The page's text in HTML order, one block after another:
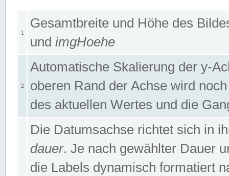
1
Gesamtbreite und Höhe des
und imgHoehe
2
Automatische Skalierung der y-
oberen Rand der Achse wird
des aktuellen Wertes und die
Die Datumsachse richtet sich in
dauer. Je nach gewählter Dauer
die Labels dynamisch formatiert